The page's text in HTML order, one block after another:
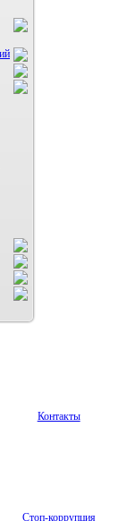
Контакты
Стоп-коррупция